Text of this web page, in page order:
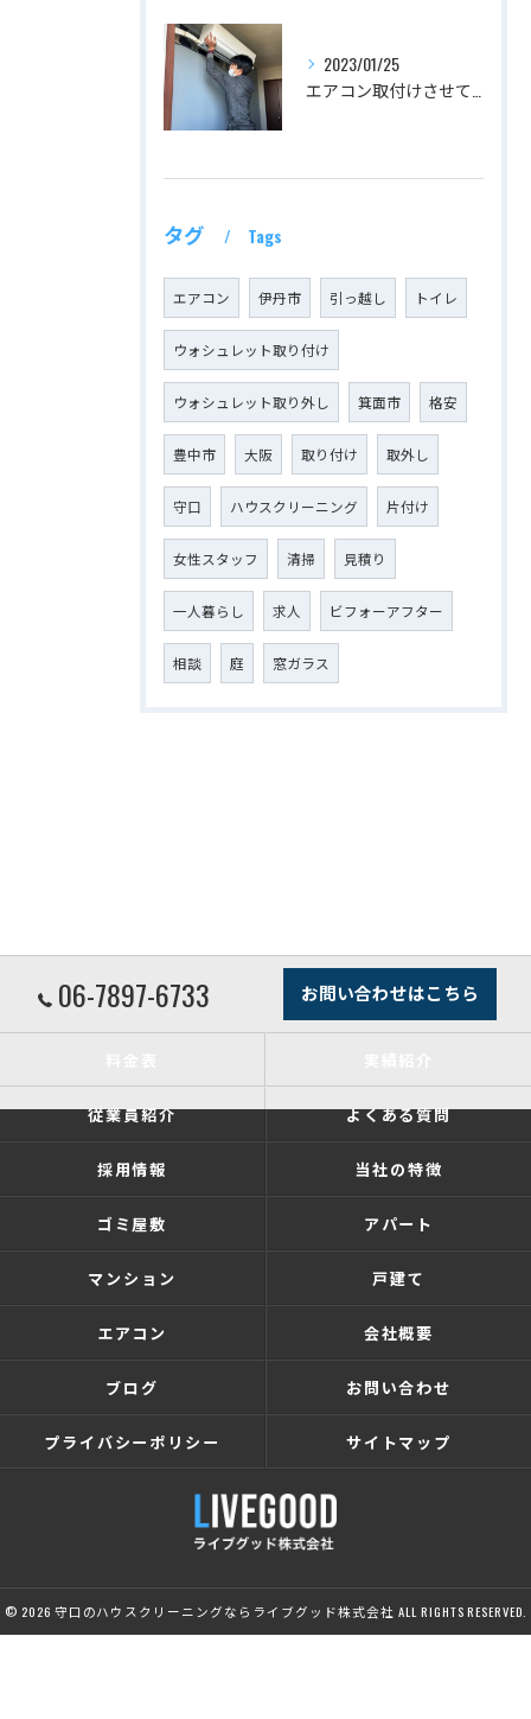
2023/01/25
タグ Tags
エアコン 伊丹市 引っ越し トイレ
ウォシュレット取り付け
ウォシュレット取り外し 箕面市 格安
豊中市 大阪 取り付け 取外し
守口 ハウスクリーニング 片付け
女性スタッフ 清掃 見積り
一人暮らし 求人 ビフォーアフター
相談 庭 窓ガラス
06-7897-6733 お問い合わせはこちら
従業員紹介 よくある質問
採用情報 当社の特徴
ゴミ屋敷 アパート
マンション 戸建て
エアコン 会社概要
ブログ お問い合わせ
プライバシーポリシー サイトマップ
© 2026 守口のハウスクリーニングならライブグッド株式会社 ALL RIGHTS RESERVED.